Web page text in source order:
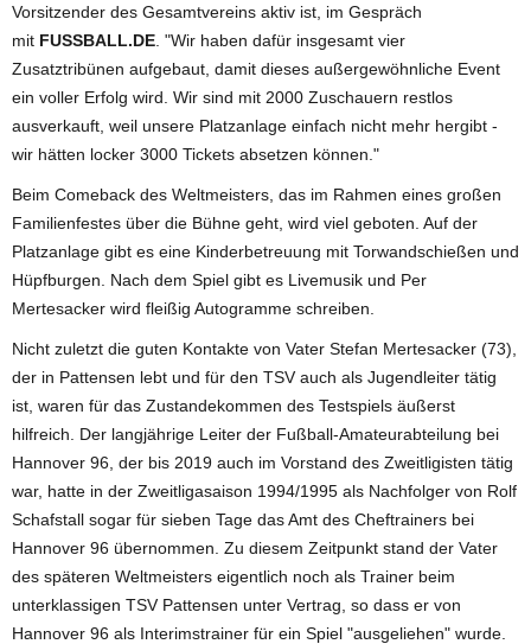
Vorsitzender des Gesamtvereins aktiv ist, im Gespräch
mit FUSSBALL.DE . "Wir haben dafür insgesamt vier
Zusatztribünen aufgebaut, damit dieses außergewöhnliche Event
ein voller Erfolg wird. Wir sind mit 2000 Zuschauern restlos
ausverkauft, weil unsere Platzanlage einfach nicht mehr hergibt -
wir hätten locker 3000 Tickets absetzen können."
Beim Comeback des Weltmeisters, das im Rahmen eines großen
Familienfestes über die Bühne geht, wird viel geboten. Auf der
Platzanlage gibt es eine Kinderbetreuung mit Torwandschießen und
Hüpfburgen. Nach dem Spiel gibt es Livemusik und Per
Mertesacker wird fleißig Autogramme schreiben.
Nicht zuletzt die guten Kontakte von Vater Stefan Mertesacker (73),
der in Pattensen lebt und für den TSV auch als Jugendleiter tätig
ist, waren für das Zustandekommen des Testspiels äußerst
hilfreich. Der langjährige Leiter der Fußball-Amateurabteilung bei
Hannover 96, der bis 2019 auch im Vorstand des Zweitligisten tätig
war, hatte in der Zweitligasaison 1994/1995 als Nachfolger von Rolf
Schafstall sogar für sieben Tage das Amt des Cheftrainers bei
Hannover 96 übernommen. Zu diesem Zeitpunkt stand der Vater
des späteren Weltmeisters eigentlich noch als Trainer beim
unterklassigen TSV Pattensen unter Vertrag, so dass er von
Hannover 96 als Interimstrainer für ein Spiel "ausgeliehen" wurde.